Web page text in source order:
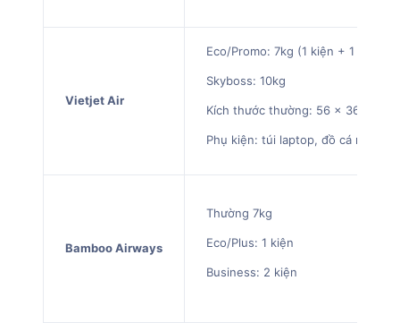
Vietjet Air
Eco/Promo: 7kg (1 kiện + 1 túi
Skyboss: 10kg
Kích thước thường: 56 x 36 x 23
Phụ kiện: túi laptop, đồ cá nhân
Bamboo Airways
Thường 7kg
Eco/Plus: 1 kiện
Business: 2 kiện